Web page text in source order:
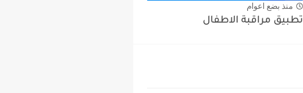
منذ بضع اعوام
تطبيق مراقبة الاطفال